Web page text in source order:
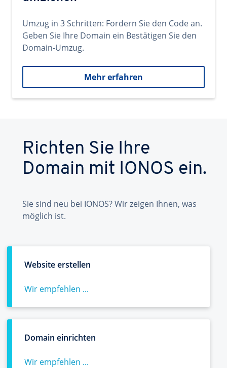
Umzug in 3 Schritten: Fordern Sie den Code an.
Geben Sie Ihre Domain ein Bestätigen Sie den
Domain-Umzug.
Mehr erfahren
Richten Sie Ihre
Domain mit IONOS ein.
Sie sind neu bei IONOS? Wir zeigen Ihnen, was
möglich ist.
Website erstellen
Wir empfehlen ...
Domain einrichten
Wir empfehlen ...